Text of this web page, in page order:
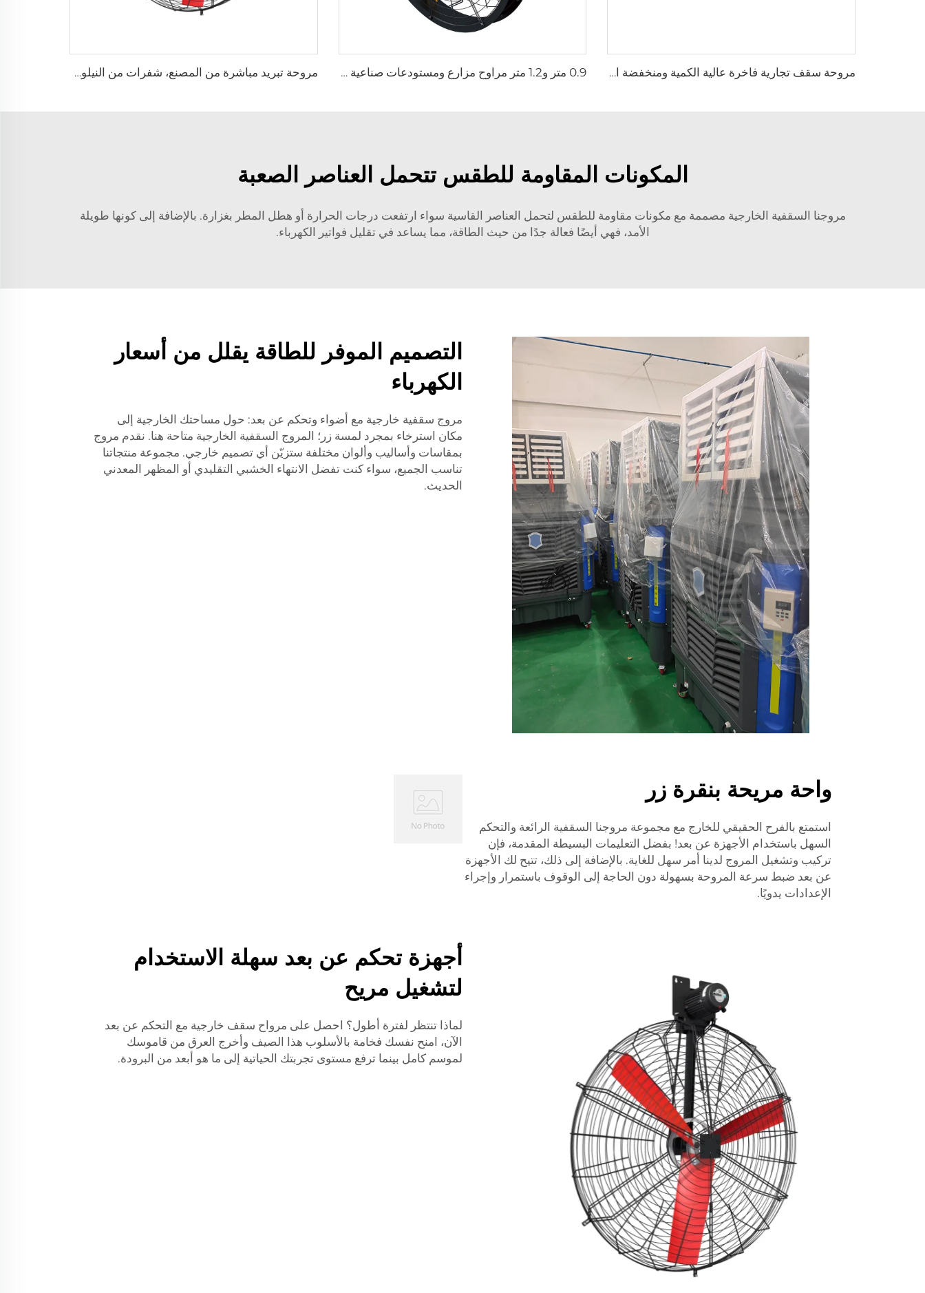
مروحة سقف تجارية فاخرة عالية الكمية ومنخفضة السرعة HVLS مصنوعة من سبيكة الألمنيوم لمطاعم وفنادق، جهد 380V 0.9 متر و1.2 متر مراوح مزارع ومستودعات صناعية ذات جودة عالية للمصانع والمطاعم والفنادق مروحة تبريد مباشرة من المصنع، شفرات من النيلون، مناسبة لاستخدامها في مستودعات الألبان ومزارع الأبقار، مروحة صناعية للتهوية
المكونات المقاومة للطقس تتحمل العناصر الصعبة
مروجنا السقفية الخارجية مصممة مع مكونات مقاومة للطقس لتحمل العناصر القاسية سواء ارتفعت درجات الحرارة أو هطل المطر بغزارة. بالإضافة إلى كونها طويلة
الأمد، فهي أيضًا فعالة جدًا من حيث الطاقة، مما يساعد في تقليل فواتير الكهرباء.
التصميم الموفر للطاقة يقلل من أسعار
الكهرباء
مروج سقفية خارجية مع أضواء وتحكم عن بعد: حول مساحتك الخارجية إلى
مكان استرخاء بمجرد لمسة زر؛ المروج السقفية الخارجية متاحة هنا. نقدم مروج
بمقاسات وأساليب وألوان مختلفة ستزيّن أي تصميم خارجي. مجموعة منتجاتنا
تناسب الجميع، سواء كنت تفضل الانتهاء الخشبي التقليدي أو المظهر المعدني
الحديث.
واحة مريحة بنقرة زر
استمتع بالفرح الحقيقي للخارج مع مجموعة مروجنا السقفية الرائعة والتحكم
السهل باستخدام الأجهزة عن بعد! بفضل التعليمات البسيطة المقدمة، فإن
تركيب وتشغيل المروج لدينا أمر سهل للغاية. بالإضافة إلى ذلك، تتيح لك الأجهزة
عن بعد ضبط سرعة المروحة بسهولة دون الحاجة إلى الوقوف باستمرار وإجراء
الإعدادات يدويًا.
أجهزة تحكم عن بعد سهلة الاستخدام
لتشغيل مريح
لماذا تنتظر لفترة أطول؟ احصل على مرواح سقف خارجية مع التحكم عن بعد
الآن، امنح نفسك فخامة بالأسلوب هذا الصيف وأخرج العرق من قاموسك
لموسم كامل بينما ترفع مستوى تجربتك الحياتية إلى ما هو أبعد من البرودة.